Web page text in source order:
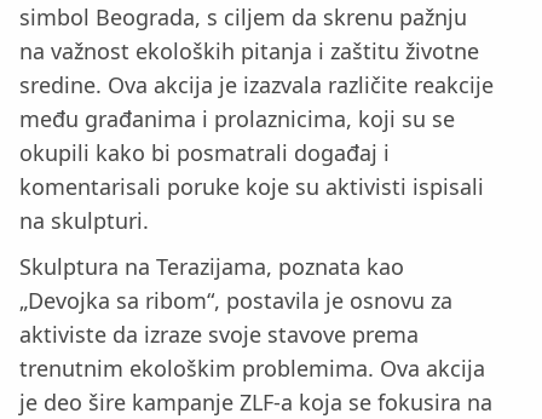
simbol Beograda, s ciljem da skrenu pažnju
na važnost ekoloških pitanja i zaštitu životne
sredine. Ova akcija je izazvala različite reakcije
među građanima i prolaznicima, koji su se
okupili kako bi posmatrali događaj i
komentarisali poruke koje su aktivisti ispisali
na skulpturi.
Skulptura na Terazijama, poznata kao
„Devojka sa ribom“, postavila je osnovu za
aktiviste da izraze svoje stavove prema
trenutnim ekološkim problemima. Ova akcija
je deo šire kampanje ZLF-a koja se fokusira na